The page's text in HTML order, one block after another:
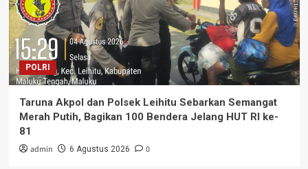
POLRI
Taruna Akpol dan Polsek Leihitu Sebarkan Semangat
Merah Putih, Bagikan 100 Bendera Jelang HUT RI ke-
81
admin 6 Agustus 2026 0